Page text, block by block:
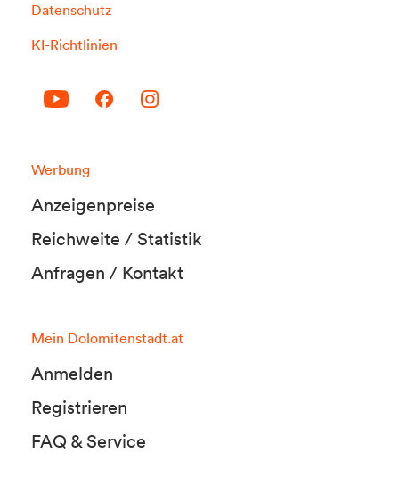
Datenschutz
KI-Richtlinien
Werbung
Anzeigenpreise
Reichweite / Statistik
Anfragen / Kontakt
Mein Dolomitenstadt.at
Anmelden
Registrieren
FAQ & Service